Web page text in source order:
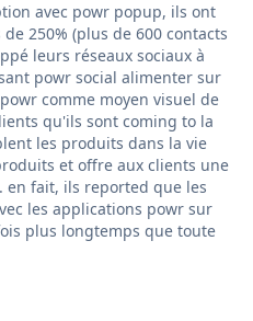
avec powr popup, ils ont
250% (plus de 600 contacts
leurs réseaux sociaux à
powr social alimenter sur
comme moyen visuel de
qu'ils sont coming to la
les produits dans la vie
et offre aux clients une
en fait, ils reported que les
les applications powr sur
plus longtemps que toute